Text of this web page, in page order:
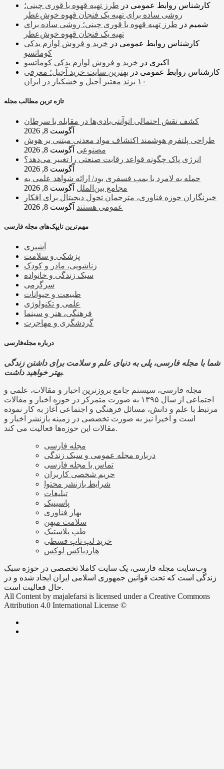
کارشناس روابط عمومی در طرز تهیه قهوه با قوری چینی؛
روشی ساده برای تهیه یک فنجان قهوه خوش‌عطر
شمیم در طرز تهیه قهوه با قوری چینی؛ روشی ساده برای
تهیه یک فنجان قهوه خوش‌عطر
کارشناس روابط عمومی در خرید و فروش لوازم یدکی
کوماتسو
اکبری در خرید و فروش لوازم یدکی کوماتسو
کارشناس روابط عمومی در بهترین سایت خرید آجیل؛ معرفی
۱۰ برند معتبر آجیل و خشکبار در ایران
تازه ترین مطالب مجله
کشف نقش احتمالی اتوآنتی‌بادی‌ها در مقابله با سرطان
آگوست 8, 2026
طراحی پلتفرم هوشمند اکتشاف مواد معدنی مبتنی بر هوش
مصنوعی آگوست 8, 2026
انرژی پاک چگونه قواعد رقابت صنعتی را تغییر می‌دهد؟
آگوست 8, 2026
حمله به لامرد با بمب فسفری بود/ ارائه شواهد علمی به
مجامع بین‌الملل آگوست 8, 2026
خبرنگاران حوزه فناوری، مترجمان تحول دیجیتال برای افکار
عمومی هستند آگوست 8, 2026
مهم‌ترین تایپک‌های مجله فارسی
آشپزی
پزشکی و سلامت
زناشویی، مادر و کودک
سبک زندگی و خانواده
سرگرمی
طبیعت و حیوانات
علمی و تکنولوژی
فرهنگی، هنر و سینما
گردشگری و مهاجرت
درباره مجله‌فارسی
شما با مجله فارسی، پلی به دنیای علم و سلامت برای داشتن زندگی
بهتر خواهید داشت.
مجله فارسی، سیستم جامع بروزترین اخبار و مقالات، علمی و
اجتماعی از سال ۱۳۹۵ به صورت متمرکز در حوزه اخبار و مقالات
مرتبط با علم و دانش، مسائل فرهنگی و اجتماعی آغاز به کار نموده
است و اخیرا نیز به صورت تخصصی در زمینه بازنشر اخبار و
مقالات این حوزه‌ها فعالیت می کند.
مجله فارسی
درباره مجله عمومی و سبک زندگی
تماس با مجله فارسی
حریم شخصی کاربران
شرایط بازنشر محتوا
تبلیغات
پاسینیک
بهار فناوری
سلامت میهن
طب پلاستیک
خرید لپ تاپ قسطی
هاردباکس لوکس
وب‌سایت مجله فارسی، یک سایت کاملا تخصصی در حوزه سبک
زندگی است که تحت قوانین جمهوری اسلامی ایران ایجاد شده و در
حال فعالیت است.
All Content by majalefarsi is licensed under a Creative Commons
Attribution 4.0 International License ©️